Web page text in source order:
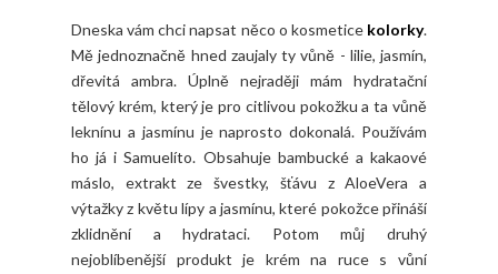
Dneska vám chci napsat něco o kosmetice kolorky.
Mě jednoznačně hned zaujaly ty vůně - lilie, jasmín,
dřevitá ambra. Úplně nejraději mám hydratační
tělový krém, který je pro citlivou pokožku a ta vůně
leknínu a jasmínu je naprosto dokonalá. Používám
ho já i Samuelíto. Obsahuje bambucké a kakaové
máslo, extrakt ze švestky, šťávu z AloeVera a
výtažky z květu lípy a jasmínu, které pokožce přináší
zklidnění a hydrataci. Potom můj druhý
nejoblíbenější produkt je krém na ruce s vůní